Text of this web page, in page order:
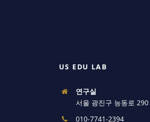
US EDU LAB
연구실
서울 광진구 능동로 290
010-7741-2394